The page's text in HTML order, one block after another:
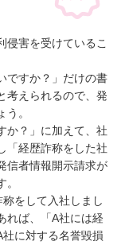
侵害を受けているこ
ですか？」だけの書
考えられるので、発
。
か？」に加えて、社
「経歴詐称をした社
信者情報開示請求が
をして入社しまし
れば、「A社には経
に対する名誉毀損